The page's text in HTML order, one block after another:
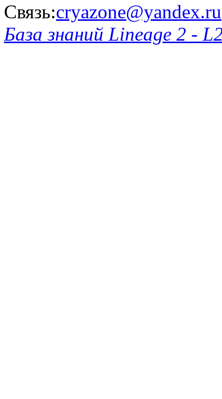
Связь:cryazone@yandex.ru
База знаний Lineage 2 -